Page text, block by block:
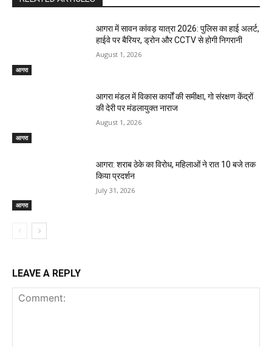
आगरा
आगरा में सावन कांवड़ यात्रा 2026: पुलिस का हाई अलर्ट,
हाईवे पर बैरियर, ड्रोन और CCTV से होगी निगरानी
August 1, 2026
आगरा
आगरा मंडल में विकास कार्यों की समीक्षा, गो संरक्षण केंद्रों
की देरी पर मंडलायुक्त नाराज
August 1, 2026
आगरा
आगरा: शराब ठेके का विरोध, महिलाओं ने रात 10 बजे तक
किया प्रदर्शन
July 31, 2026
LEAVE A REPLY